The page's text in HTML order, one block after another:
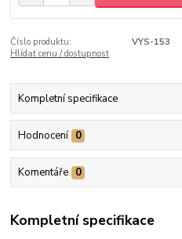
Číslo produktu:
VYS-153
Hlídat cenu / dostupnost
Kompletní specifikace
Hodnocení 0
Komentáře 0
Kompletní specifikace